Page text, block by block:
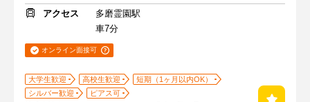
アクセス
多磨霊園駅
車7分
オンライン面接可
大学生歓迎 高校生歓迎
短期（1ヶ月以内OK）
シルバー歓迎
ピアス可